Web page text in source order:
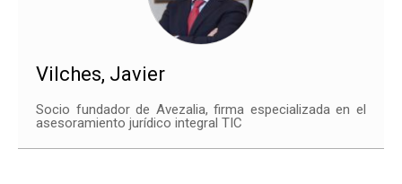
Vilches, Javier
Socio fundador de Avezalia, firma especializada en el
asesoramiento jurídico integral TIC